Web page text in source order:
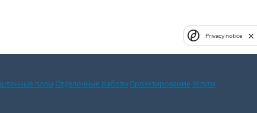
полы Отделочные работы Проектирование Услуги
Privacy notice